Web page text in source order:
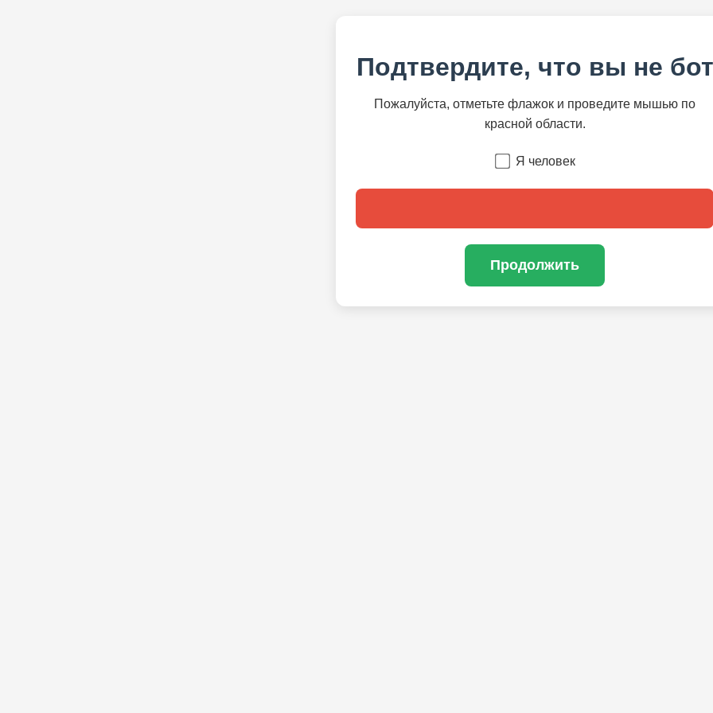
Подтвердите, что вы не бот
Пожалуйста, отметьте флажок и проведите мышью по
красной области.
Я человек
Продолжить